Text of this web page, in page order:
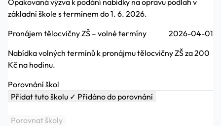
základní škole s termínem do 1. 6. 2026.
Pronájem tělocvičny ZŠ – volné termíny
2026-04-01
Nabídka volných termínů k pronájmu tělocvičny ZŠ za 200
Kč na hodinu.
Porovnání škol
Přidat tuto školu ✓ Přidáno do porovnání
Porovnat školy